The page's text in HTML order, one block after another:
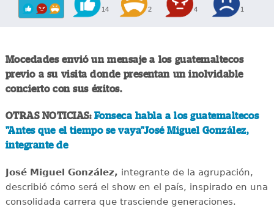
14 2 4 1
Mocedades envió un mensaje a los guatemaltecos
previo a su visita donde presentan un inolvidable
concierto con sus éxitos.
OTRAS NOTICIAS: Fonseca habla a los guatemaltecos
"Antes que el tiempo se vaya"José Miguel González,
integrante de
José Miguel González, integrante de la agrupación,
describió cómo será el show en el país, inspirado en una
consolidada carrera que trasciende generaciones.